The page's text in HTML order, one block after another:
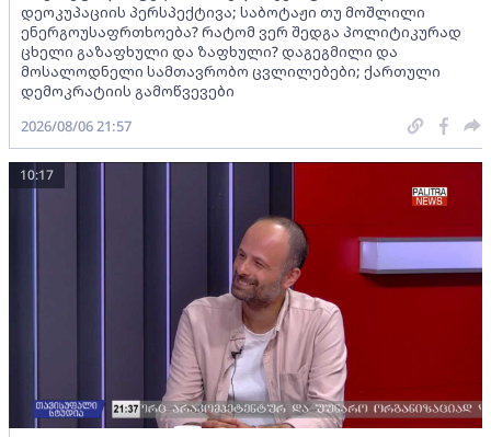
დეოკუპაციის პერსპექტივა; საბოტაჟი თუ მოშლილი
ენერგოუსაფრთხოება? რატომ ვერ შედგა პოლიტიკურად
ცხელი გაზაფხული და ზაფხული? დაგეგმილი და
მოსალოდნელი სამთავრობო ცვლილებები; ქართული
დემოკრატიის გამოწვევები
2026/08/06 21:57
10:17